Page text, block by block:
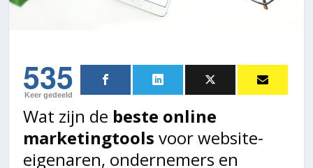
535
Keer gedeeld
Wat zijn de beste online
marketingtools voor website-
eigenaren, ondernemers en